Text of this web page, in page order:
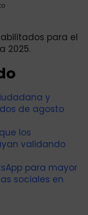
para el
2025.
y
de agosto
los
validando
para mayor
sociales en